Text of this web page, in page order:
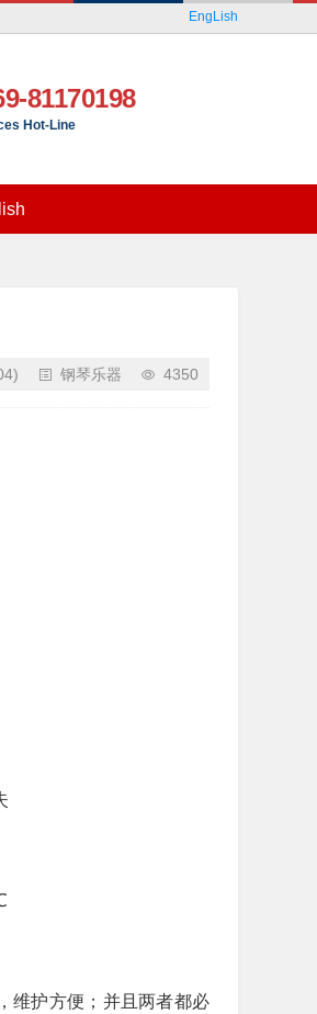
EngLish
81170198
Hot-Line
钢琴乐器 4350
维护方便；并且两者都必